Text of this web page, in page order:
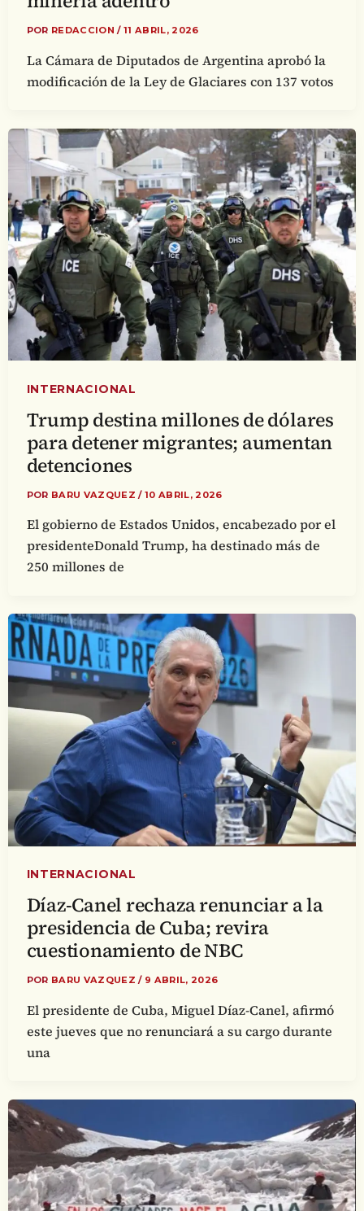
POR REDACCION/ 11 ABRIL, 2026
La Cámara de Diputados de Argentina aprobó la
modificación de la Ley de Glaciares con 137 votos
INTERNACIONAL
Trump destina millones de dólares
para detener migrantes; aumentan
detenciones
POR BARU VAZQUEZ/ 10 ABRIL, 2026
El gobierno de Estados Unidos, encabezado por el
presidenteDonald Trump, ha destinado más de
250 millones de
INTERNACIONAL
Díaz-Canel rechaza renunciar a la
presidencia de Cuba; revira
cuestionamiento de NBC
POR BARU VAZQUEZ/ 9 ABRIL, 2026
El presidente de Cuba, Miguel Díaz-Canel, afirmó
este jueves que no renunciará a su cargo durante
una